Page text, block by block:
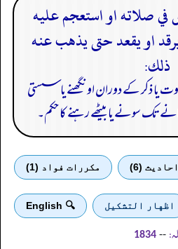
في صلاته او استعجم عليه
او يقعد حتى يذهب عنه
ذلك:
یا ذکر کے دوران اونگھنے یا سستی
سونے یا بیٹھے رہنے کا حکم۔
(6) مكررات فواد (1)
اظهار التشكيل 🔍 English
--
1834